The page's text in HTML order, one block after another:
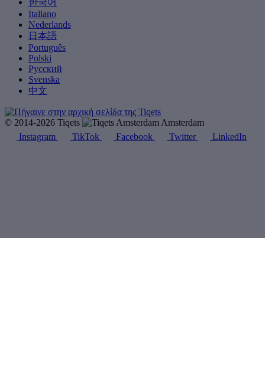
Italiano
Nederlands
日本語
Português
Polski
Русский
Svenska
中文
© 2014-2026 Tiqets
Amsterdam
Instagram
TikTok Facebook Twitter LinkedIn